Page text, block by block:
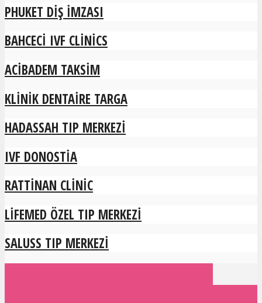
PHUKET DIŞ İMZASI
BAHCECI IVF CLINICS
ACIBADEM TAKSIM
KLINIK DENTAIRE TARGA
HADASSAH TIP MERKEZI
IVF DONOSTIA
RATTINAN CLINIC
LIFEMED ÖZEL TIP MERKEZI
SALUSS TIP MERKEZI